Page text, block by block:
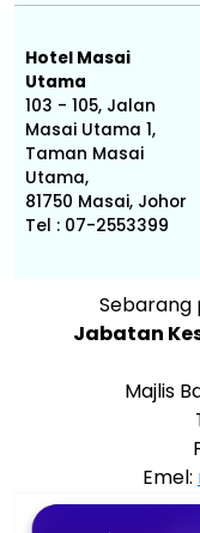
Hotel Masai
Utama
103 - 105, Jalan
Masai Utama 1,
Taman Masai
Utama,
81750 Masai, Johor
Tel : 07-2553399
Sebarang
Jabatan
Majlis
Emel: